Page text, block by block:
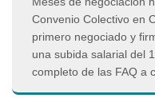
Convenio Colectivo en
primero negociado y
una subida salarial del
completo de las FAQ a